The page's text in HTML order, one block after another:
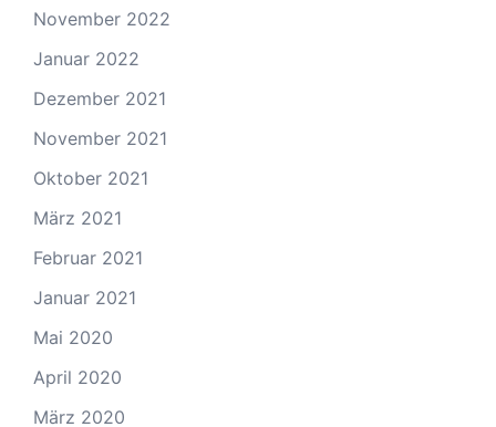
November 2022
Januar 2022
Dezember 2021
November 2021
Oktober 2021
März 2021
Februar 2021
Januar 2021
Mai 2020
April 2020
März 2020